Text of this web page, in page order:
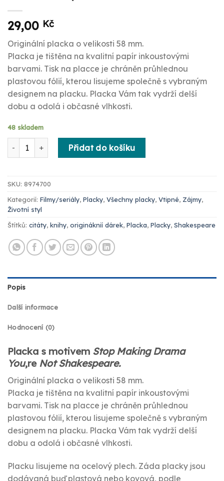
29,00 Kč
Originální placka o velikosti 58 mm.
Placka je tištěna na kvalitní papír inkoustovými
barvami. Tisk na placce je chráněn průhlednou
plastovou fólií, kterou lisujeme společně s vybraným
designem na placku. Placka Vám tak vydrží delší
dobu a odolá i občasné vlhkosti.
48 skladem
Placka - Stop Making Drama You're Not Shakespeare
Přidat do košíku
SKU: 8974700
Kategorií: Filmy/seriály, Placky, Všechny placky, Vtipné, Zájmy,
Životní styl
Štítků: citáty, knihy, origináknií dárek, Placka, Placky, Shakespeare
Popis
Další informace
Hodnocení (0)
Placka s motivem Stop Making Drama
You‚re Not Shakespeare.
Originální placka o velikosti 58 mm.
Placka je tištěna na kvalitní papír inkoustovými
barvami. Tisk na placce je chráněn průhlednou
plastovou fólií, kterou lisujeme společně s vybraným
designem na placku. Placka Vám tak vydrží delší
dobu a odolá i občasné vlhkosti.
Placku lisujeme na ocelový plech. Záda placky jsou
dodávaná buď plastová nebo kovová, podle